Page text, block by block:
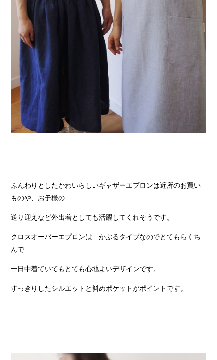
ふんわりとしたかわいらしいギャザーエプロンは近所のお買い
ものや、お子様の
送り迎えなど外出着としても活躍してくれそうです。
クロスオーバーエプロンは かぶるタイプなのでとてもらくち
んで
一日中着ていてもとても心地よいデザインです。
すっきりしたシルエットと斜めポケットがポイントです。